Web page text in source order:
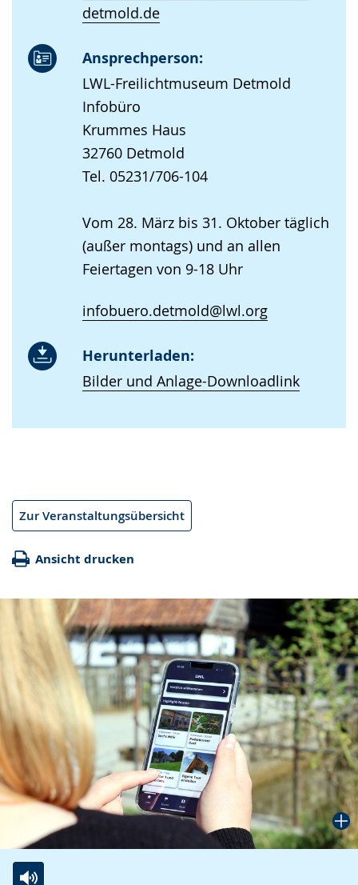
detmold.de
Ansprechperson:
LWL-Freilichtmuseum Detmold
Infobüro
Krummes Haus
32760 Detmold
Tel. 05231/706-104
Vom 28. März bis 31. Oktober täglich
(außer montags) und an allen
Feiertagen von 9-18 Uhr
infobuero.detmold@lwl.org
Herunterladen:
Bilder und Anlage-Downloadlink
Zur Veranstaltungsübersicht
Ansicht drucken